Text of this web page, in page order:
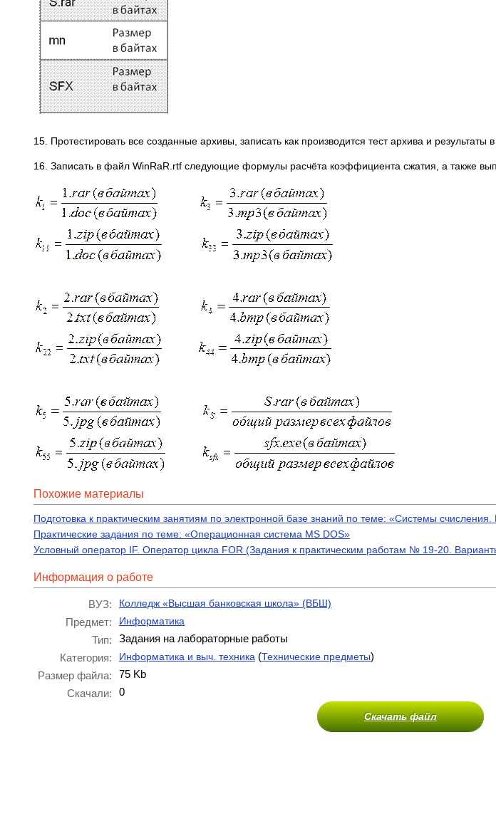
15. Протестировать все созданные архивы, записать как производится тест архива и результаты
16. Записать в файл WinRaR.rtf следующие формулы расчёта коэффициента сжатия, а также
Похожие материалы
Подготовка к практическим занятиям по электронной базе знаний по теме: «Системы
Практические задания по теме: «Операционная система MS DOS»
Условный оператор IF. Оператор цикла FOR (Задания к практическим работам № 19-20.
Информация о работе
ВУЗ: Колледж «Высшая банковская школа» (ВБШ)
Предмет: Информатика
Тип:
Задания на лабораторные работы
Категория:
Информатика и выч. техника (Технические предметы)
Размер файла:
75 Kb
Скачали:
0
Скачать файл